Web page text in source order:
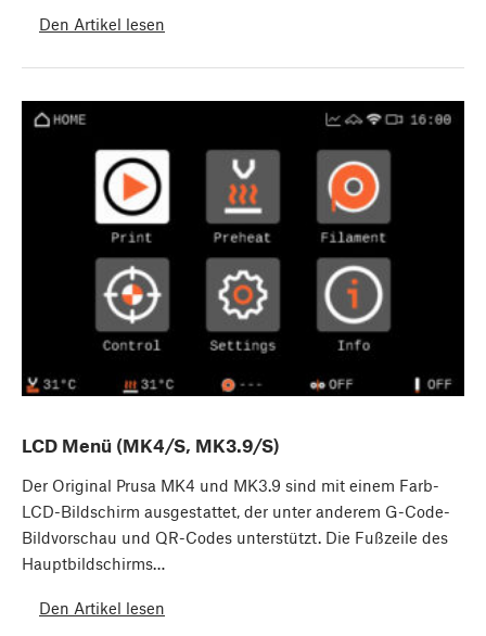
Den Artikel lesen
LCD Menü (MK4/S, MK3.9/S)
Der Original Prusa MK4 und MK3.9 sind mit einem Farb-
LCD-Bildschirm ausgestattet, der unter anderem G-Code-
Bildvorschau und QR-Codes unterstützt. Die Fußzeile des
Hauptbildschirms…
Den Artikel lesen